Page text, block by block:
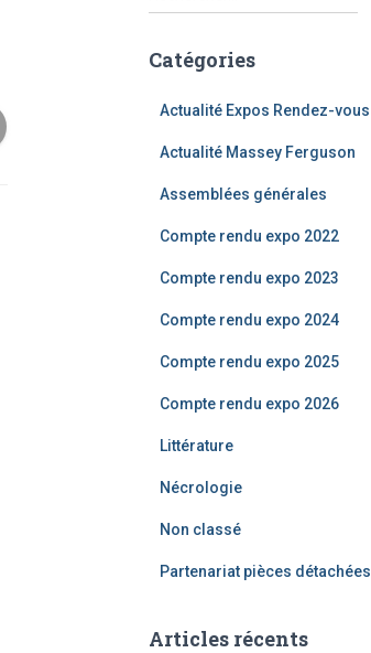
e
h
Catégories
Actualité Expos Rendez-vous
Actualité Massey Ferguson
Assemblées générales
Compte rendu expo 2022
Compte rendu expo 2023
Compte rendu expo 2024
Compte rendu expo 2025
Compte rendu expo 2026
Littérature
Nécrologie
Non classé
Partenariat pièces détachées
Articles récents